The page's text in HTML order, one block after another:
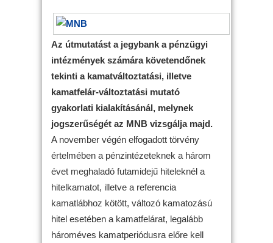
Az útmutatást a jegybank a pénzügyi
intézmények számára követendőnek
tekinti a kamatváltoztatási, illetve
kamatfelár-változtatási mutató
gyakorlati kialakításánál, melynek
jogszerűségét az MNB vizsgálja majd.
A november végén elfogadott törvény
értelmében a pénzintézeteknek a három
évet meghaladó futamidejű hiteleknél a
hitelkamatot, illetve a referencia
kamatlábhoz kötött, változó kamatozású
hitel esetében a kamatfelárat, legalább
hároméves kamatperiódusra előre kell